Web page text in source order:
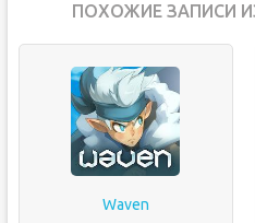
ПОХОЖИЕ ЗАПИСИ
Waven